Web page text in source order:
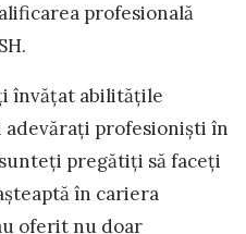
profesională
învățat abilitățile
adevărați profesioniști în
pregătiți să faceți
în cariera
oferit nu doar